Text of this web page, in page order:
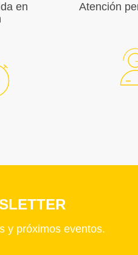
en
Atención
y próximos eventos.